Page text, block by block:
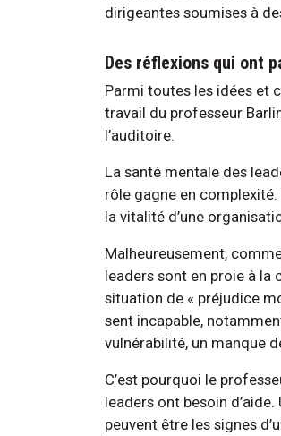
dirigeantes soumises à
Des réflexions qui ont
Parmi toutes les idées et
travail du professeur
l’auditoire.
La santé mentale des
rôle gagne en
la vitalité d’une
Malheureusement,
leaders sont en proie à la
situation de « préjudice
sent incapable,
vulnérabilité, un manque
C’est pourquoi le
leaders ont besoin
peuvent être les signes